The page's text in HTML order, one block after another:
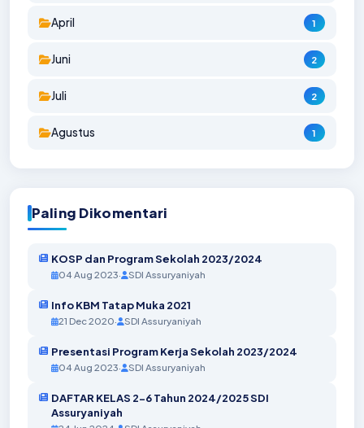
April 1
Juni 2
Juli 2
Agustus 1
Paling Dikomentari
KOSP dan Program Sekolah 2023/2024
04 Aug 2023· SDI Assuryaniyah
Info KBM Tatap Muka 2021
21 Dec 2020· SDI Assuryaniyah
Presentasi Program Kerja Sekolah 2023/2024
04 Aug 2023· SDI Assuryaniyah
DAFTAR KELAS 2-6 Tahun 2024/2025 SDI
Assuryaniyah